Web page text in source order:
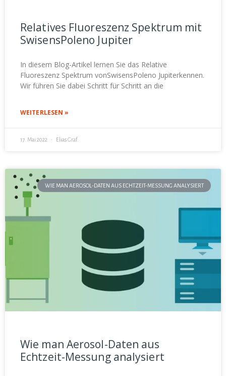
Relatives Fluoreszenz Spektrum mit
SwisensPoleno Jupiter
In diesem Blog-Artikel lernen Sie das Relative
Fluoreszenz Spektrum vonSwisensPoleno Jupiterkennen.
Wir führen Sie dabei Schritt für Schritt an die
WEITERLESEN »
17. Mai 2022 Elias Graf.
WIE MAN AEROSOL-DATEN AUS ECHTZEIT-MESSUNG ANALYSIERT
Wie man Aerosol-Daten aus
Echtzeit-Messung analysiert